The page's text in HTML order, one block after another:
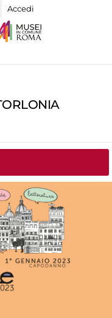
Accedi